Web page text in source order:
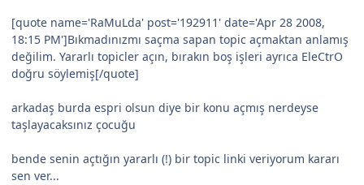
[quote name='RaMuLda' post='192911' date='Apr 28 2008,
18:15 PM']Bıkmadınızmı saçma sapan topic açmaktan anlamış
değilim. Yararlı topicler açın, bırakın boş işleri ayrıca EleCtrO
doğru söylemiş[/quote]
arkadaş burda espri olsun diye bir konu açmış nerdeyse
taşlayacaksınız çocuğu
bende senin açtığın yararlı (!) bir topic linki veriyorum kararı
sen ver...